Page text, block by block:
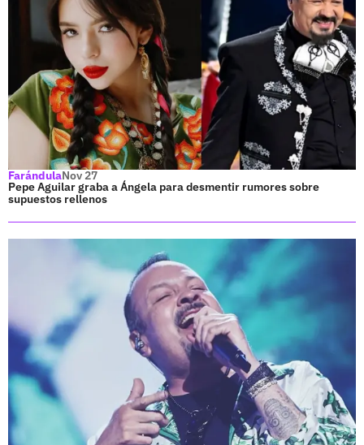
FarándulaNov 27
Pepe Aguilar graba a Ángela para desmentir rumores sobre
supuestos rellenos